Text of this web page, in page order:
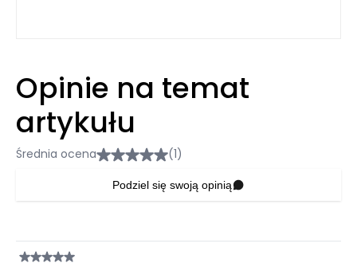
Opinie na temat
artykułu
Średnia ocena (1)
Podziel się swoją opinią